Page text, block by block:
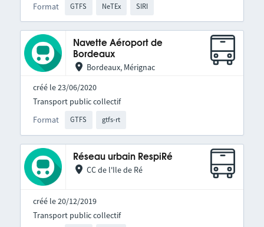
Format GTFS NeTEx SIRI
Navette Aéroport de
Bordeaux
Bordeaux, Mérignac
créé le 23/06/2020
Format GTFS gtfs-rt
Transport public collectif
Réseau urbain RespiRé
CC de l'Ile de Ré
créé le 20/12/2019
Transport public collectif